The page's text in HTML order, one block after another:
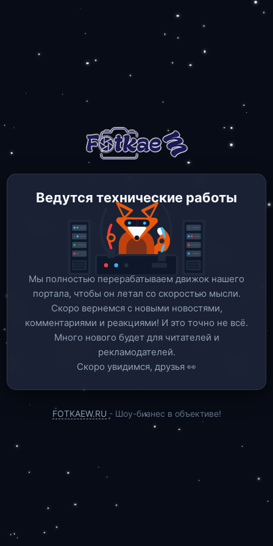
Ведутся технические работы
Мы полностью перерабатываем движок нашего
портала, чтобы он летал со скоростью мысли.
Скоро вернемся c новыми новостями,
комментариями и реакциями! И это точно не всё.
Много нового будет для читателей и
рекламодателей.
Скоро увидимся, друзья 👀
FOTKAEW.RU - Шоу-бизнес в объективе!